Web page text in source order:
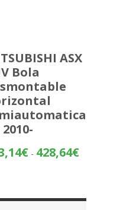
ASX
Bola
€ - 428,64€Rango
353,14€